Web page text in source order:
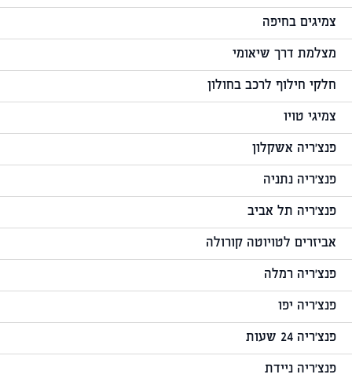
צמיגים בחיפה
מצלמת דרך שיאומי
חלקי חילוף לרכב בחולון
צמיגי טויו
פנצ'ריה אשקלון
פנצ'ריה נתניה
פנצ'ריה תל אביב
אביזרים לטויוטה קורולה
פנצ'ריה רמלה
פנצ'ריה יפו
פנצ'ריה 24 שעות
פנצ'ריה ניידת